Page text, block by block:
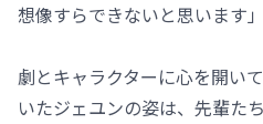
想像すらできないと思います
劇とキャラクターに心を開い
いたジェユンの姿は、先輩た